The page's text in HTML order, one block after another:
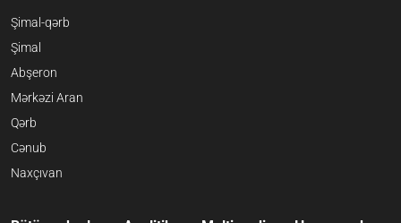
Şimal-qərb
Şimal
Abşeron
Mərkəzi Aran
Qərb
Cənub
Naxçıvan